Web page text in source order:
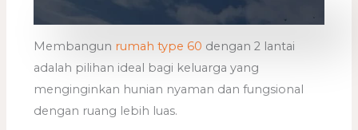
Membangun rumah type 60 dengan 2 lantai
adalah pilihan ideal bagi keluarga yang
menginginkan hunian nyaman dan fungsional
dengan ruang lebih luas.